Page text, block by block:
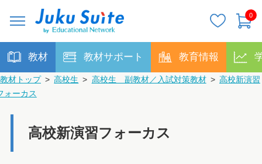
0
教材 教材サポート 教育情報
教材トップ > 高校生 > 高校生 副教材／入試対策教材 > 高校新演習
ォーカス
高校新演習フォーカス